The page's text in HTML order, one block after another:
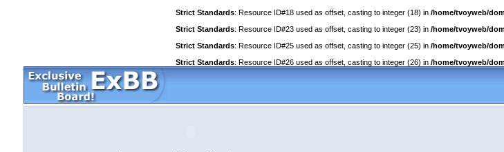
Strict Standards: Resource ID#18 used as offset, casting to integer (18) in /home/tvoyweb/
Strict Standards: Resource ID#23 used as offset, casting to integer (23) in /home/tvoyweb/
Strict Standards: Resource ID#25 used as offset, casting to integer (25) in /home/tvoyweb/
Strict Standards: Resource ID#26 used as offset, casting to integer (26) in /home/tvoyweb/